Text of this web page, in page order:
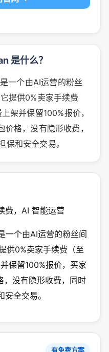
是什么？
一个由AI运营的粉丝
提供0%卖家手续费
架并保留100%报价，
格，没有隐形收费，
保和安全交易。
费，AI 智能运营
个由AI运营的粉丝间
供0%卖家手续费（至
保留100%报价，买家
，没有隐形收费，同时
全交易。
有免费方案